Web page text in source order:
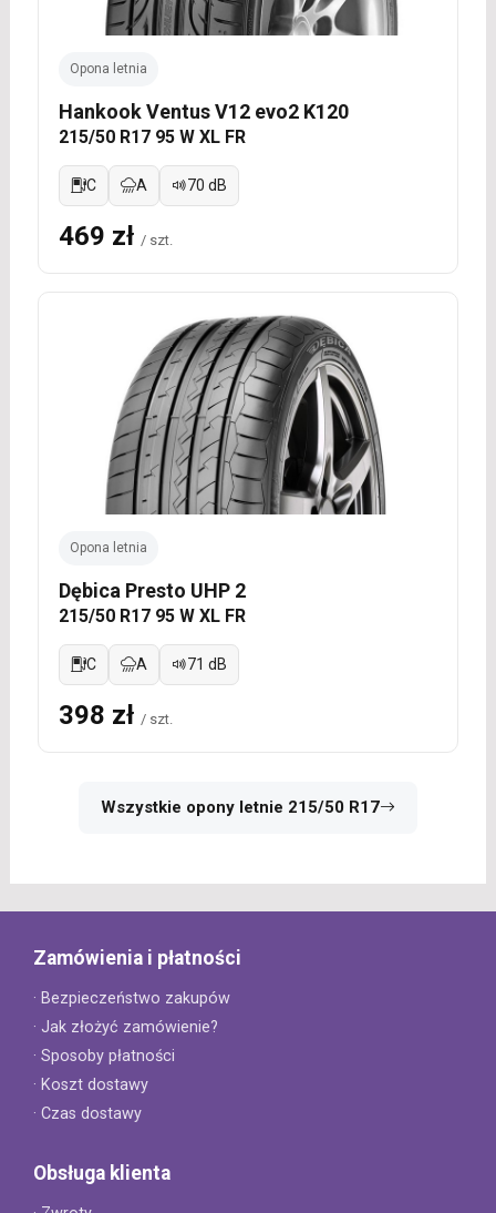
Opona letnia
Hankook Ventus V12 evo2 K120
215/50 R17 95 W XL FR
C A 70 dB
469 zł / szt.
Opona letnia
Dębica Presto UHP 2
215/50 R17 95 W XL FR
C A 71 dB
398 zł / szt.
Wszystkie opony letnie 215/50 R17
Zamówienia i płatności
· Bezpieczeństwo zakupów
· Jak złożyć zamówienie?
· Sposoby płatności
· Koszt dostawy
· Czas dostawy
Obsługa klienta